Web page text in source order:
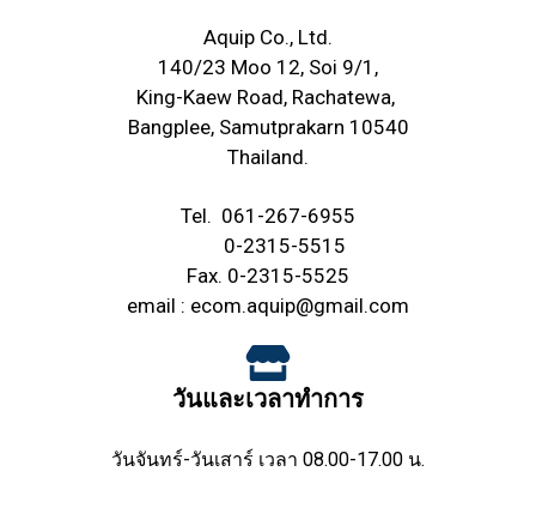
Aquip Co., Ltd.
140/23 Moo 12, Soi 9/1,
King-Kaew Road, Rachatewa,
Bangplee, Samutprakarn 10540
Thailand.
Tel. 061-267-6955
0-2315-5515
Fax. 0-2315-5525
email : ecom.aquip@gmail.com
วันและเวลาทำการ
วันจันทร์-วันเสาร์ เวลา 08.00-17.00 น.